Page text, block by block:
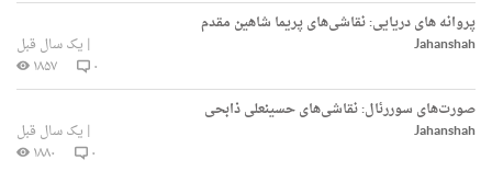
پروانه های دریایی: نقاشی‌های پریما شاهین مقدم
Jahanshah
| یک سال قبل
۰
۱۸۵۷
صورت‌های سوررئال: نقاشی‌های حسینعلی ذابحی
Jahanshah
| یک سال قبل
۰
۱۸۸۰